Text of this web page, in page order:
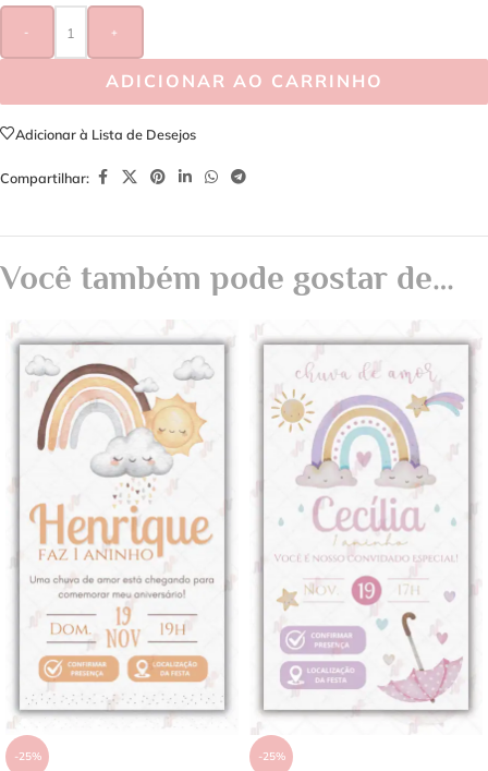
- +
ADICIONAR AO CARRINHO
Adicionar à Lista de Desejos
Compartilhar:
Você também pode gostar de…
-25% -25%